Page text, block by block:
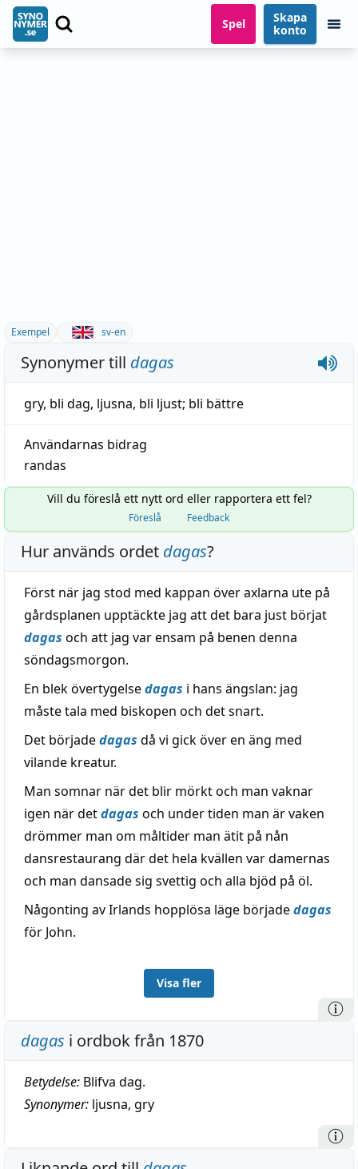
Spel
Skapa
konto
Exempel sv-en
Synonymer till dagas
gry, bli dag, ljusna, bli ljust; bli bättre
Användarnas bidrag
randas
Vill du föreslå ett nytt ord eller rapportera ett fel?
Föreslå Feedback
Hur används ordet dagas?
Först när jag stod med kappan över axlarna ute på
gårdsplanen upptäckte jag att det bara just börjat
dagas och att jag var ensam på benen denna
söndagsmorgon.
En blek övertygelsedagas i hans ängslan: jag
måste tala med biskopen och det snart.
Det börjadedagas då vi gick över en äng med
vilande kreatur.
Man somnar när det blir mörkt och man vaknar
igen när detdagas och under tiden man är vaken
drömmer man om måltider man ätit på nån
dansrestaurang där det hela kvällen var damernas
och man dansade sig svettig och alla bjöd på öl.
Någonting av Irlands hopplösa läge börjadedagas
för John.
Visa fler
dagas i ordbok från 1870
Betydelse: Blifva dag.
Synonymer: ljusna, gry